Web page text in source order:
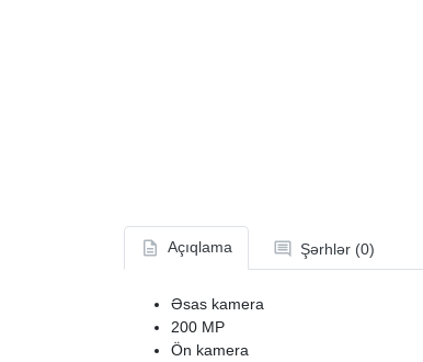
Açıqlama Şərhlər (0)
Əsas kamera
200 MP
Ön kamera